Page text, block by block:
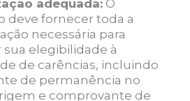
adequada: O
deve fornecer toda a
necessária para
elegibilidade à
de carências, incluindo
de permanência no
e comprovante de